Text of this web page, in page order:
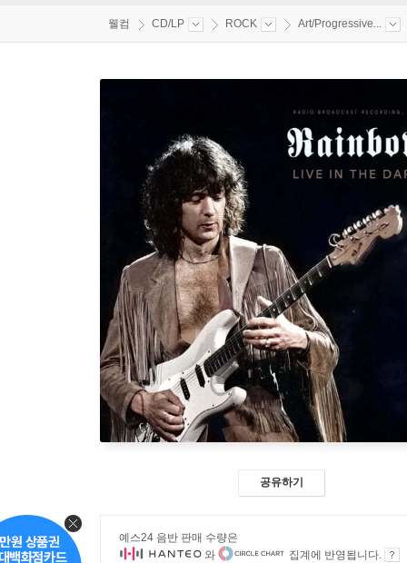
웰컴 CD/LP ROCK Art/Progressive...
공유하기
예스24 음반 판매 수량은
와
집계에 반영됩니다.